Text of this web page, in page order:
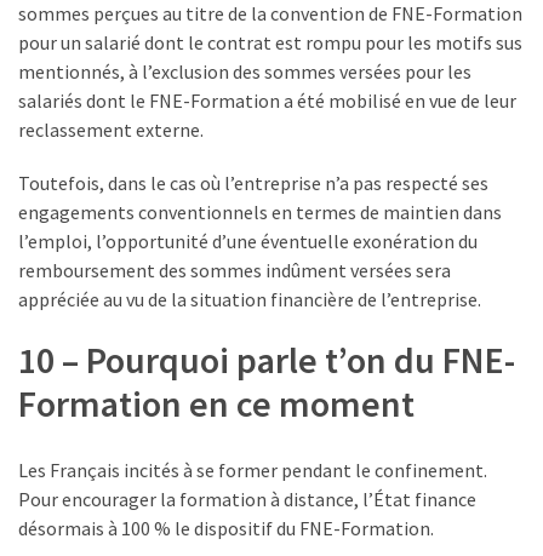
sommes perçues au titre de la convention de FNE-Formation
pour un salarié dont le contrat est rompu pour les motifs sus
mentionnés, à l’exclusion des sommes versées pour les
salariés dont le FNE-Formation a été mobilisé en vue de leur
reclassement externe.
Toutefois, dans le cas où l’entreprise n’a pas respecté ses
engagements conventionnels en termes de maintien dans
l’emploi, l’opportunité d’une éventuelle exonération du
remboursement des sommes indûment versées sera
appréciée au vu de la situation financière de l’entreprise.
10 – Pourquoi parle t’on du FNE-
Formation en ce moment
Les Français incités à se former pendant le confinement.
Pour encourager la formation à distance, l’État finance
désormais à 100 % le dispositif du FNE-Formation.